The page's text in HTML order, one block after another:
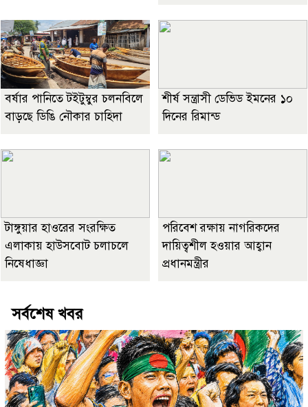
বর্ষার পানিতে টইটুম্বুর চলনবিলে
বাড়ছে ডিঙি নৌকার চাহিদা
শীর্ষ সন্ত্রাসী ডেভিড ইমনের ১০
দিনের রিমান্ড
টাঙ্গুয়ার হাওরের সংরক্ষিত
এলাকায় হাউসবোট চলাচলে
নিষেধাজ্ঞা
পরিবেশ রক্ষায় নাগরিকদের
দায়িত্বশীল হওয়ার আহ্বান
প্রধানমন্ত্রীর
সর্বশেষ খবর